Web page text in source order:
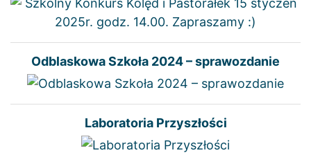
Odblaskowa Szkoła 2024 – sprawozdanie
Laboratoria Przyszłości